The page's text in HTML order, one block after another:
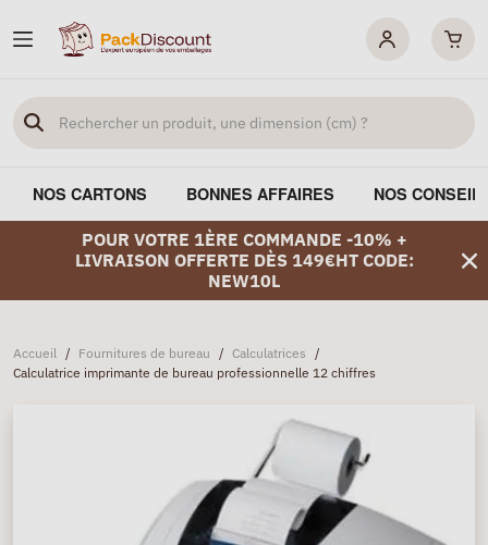
NOS CARTONS BONNES AFFAIRES NOS
POUR VOTRE 1ÈRE COMMANDE -10% +
LIVRAISON OFFERTE DÈS 149€HT CODE:
NEW10L
Accueil / Fournitures de bureau / Calculatrices /
Calculatrice imprimante de bureau professionnelle 12 chiffres